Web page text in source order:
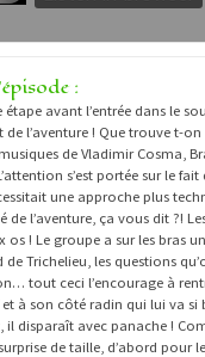
:
étape avant l’entrée dans le
l’aventure ! Que trouve t-
de Vladimir Cosma,
s’est portée sur le
une approche plus
de l’aventure, ça vous dit ?!
os ! Le groupe a sur les bras
de Trichelieu, les questions
tout ceci l’encourage à
à son côté radin qui lui va si
disparaît avec panache !
de taille, d’abord pour